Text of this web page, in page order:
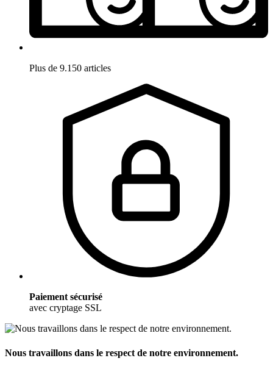
Plus de 9.150 articles
Paiement sécurisé
avec cryptage SSL
Nous travaillons dans le respect de notre environnement.